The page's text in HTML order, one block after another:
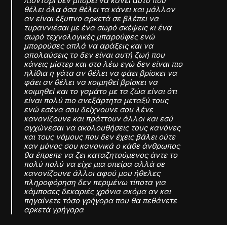
θέλει όλα όσα θέλει τα κάνει και μάλλον
αν είναι έξυπνο αρκετά σε βλέπει να
τυραννιέσαι με ένα σωρό σκέψεις κι ένα
σωρό τεχνολογικές μπαρούφες ενώ
μπορούσες απλά να αράξεις και να
απολαύσεις το δεν είναι αυτή ζωή που
κάνεις μίστερ και στο λέω εγώ δεν είναι πιο
ηλίθια η γάτα αν θέλει να φάει βρίσκει να
φάει αν θέλει να κοιμηθεί βρίσκει να
κοιμηθεί και το γαμάτο με τα ζώα είναι ότι
είναι πολύ πιο ανεξάρτητα μεταξύ τους
ενώ εσένα σου δείχνουνε σου λένε
κανονίζουνε και πράττουν άλλοι και εσύ
αγχώνεσαι να ακολουθήσεις τους κανόνες
και τους νόμους που δεν έχεις βάλει ούτε
καν μόνος σου κανονικά ο κάθε άνθρωπος
θα έπρεπε να ζει καταζητούμενος άντε το
πολύ πολύ να είχε μια σπείρα αλλά σε
κανονίζουνε άλλοι αφού μου ήθελες
πληροφόρηση δεν περιμένω τίποτα για
κάμποσες δεκαριές χρόνια ακόμα αν και
πηγαίνετε τόσο γρήγορα που θα πεθάνετε
αρκετά γρήγορα